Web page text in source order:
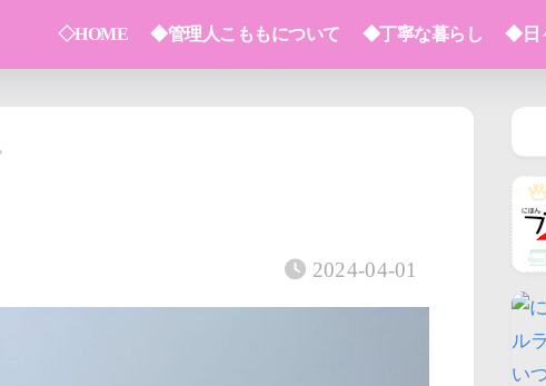
◇HOME ◆管理人こももについて ◆丁寧な暮らし ◆日
2024-04-01
い